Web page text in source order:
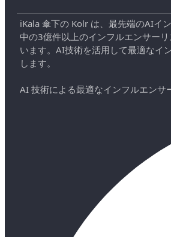
iKala 傘下の Kolr は、最先端のAIイ
中の3億件以上のインフルエンサー
います。AI技術を活用して最適なイ
します。
AI 技術による最適なインフルエン